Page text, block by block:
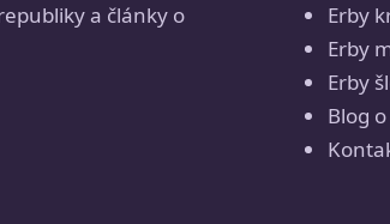
a články o
Erby
Erby
Erby
Blog